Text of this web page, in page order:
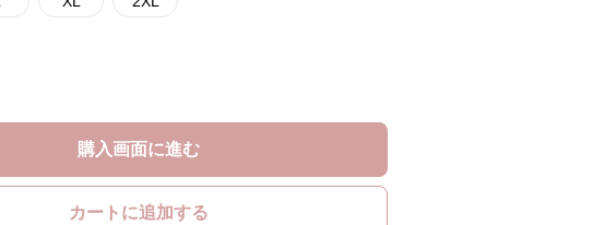
購入画面に進む
カートに追加する